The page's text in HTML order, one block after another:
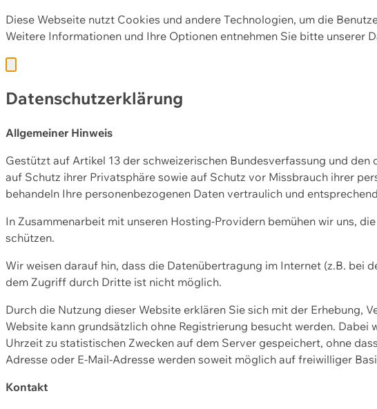
Diese Webseite nutzt Cookies und andere Technologien, um die
Weitere Informationen und Ihre Optionen entnehmen Sie bitte unserer
Datenschutzerklärung
Allgemeiner Hinweis
Gestützt auf Artikel 13 der schweizerischen Bundesverfassung und
auf Schutz ihrer Privatsphäre sowie auf Schutz vor Missbrauch ihrer
behandeln Ihre personenbezogenen Daten vertraulich und
In Zusammenarbeit mit unseren Hosting-Providern bemühen wir uns,
schützen.
Wir weisen darauf hin, dass die Datenübertragung im Internet (z.B. bei
dem Zugriff durch Dritte ist nicht möglich.
Durch die Nutzung dieser Website erklären Sie sich mit der Erhebung,
Website kann grundsätzlich ohne Registrierung besucht werden.
Uhrzeit zu statistischen Zwecken auf dem Server gespeichert, ohne
Adresse oder E-Mail-Adresse werden soweit möglich auf freiwilliger
Kontakt